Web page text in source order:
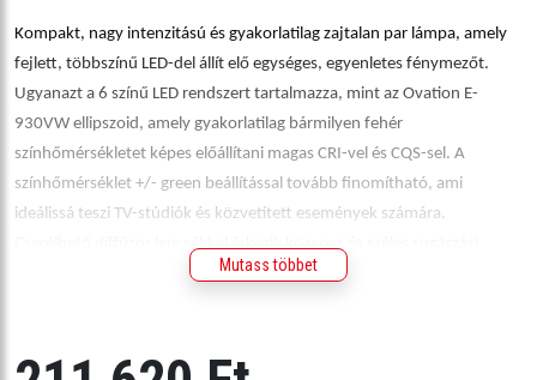
Kompakt, nagy intenzitású és gyakorlatilag zajtalan par lámpa, amely
fejlett, többszínű LED-del állít elő egységes, egyenletes fénymezőt.
Ugyanazt a 6 színű LED rendszert tartalmazza, mint az Ovation E-
930VW ellipszoid, amely gyakorlatilag bármilyen fehér
színhőmérsékletet képes előállítani magas CRI-vel és CQS-sel. A
színhőmérséklet +/- green beállítással tovább finomítható, ami
ideálissá teszi TV-stúdiók és közvetített események számára.
szögű fénycsóvák kibocsátásához, valamint fogadja a szabványos
Termékjellemzők
Mutass többet